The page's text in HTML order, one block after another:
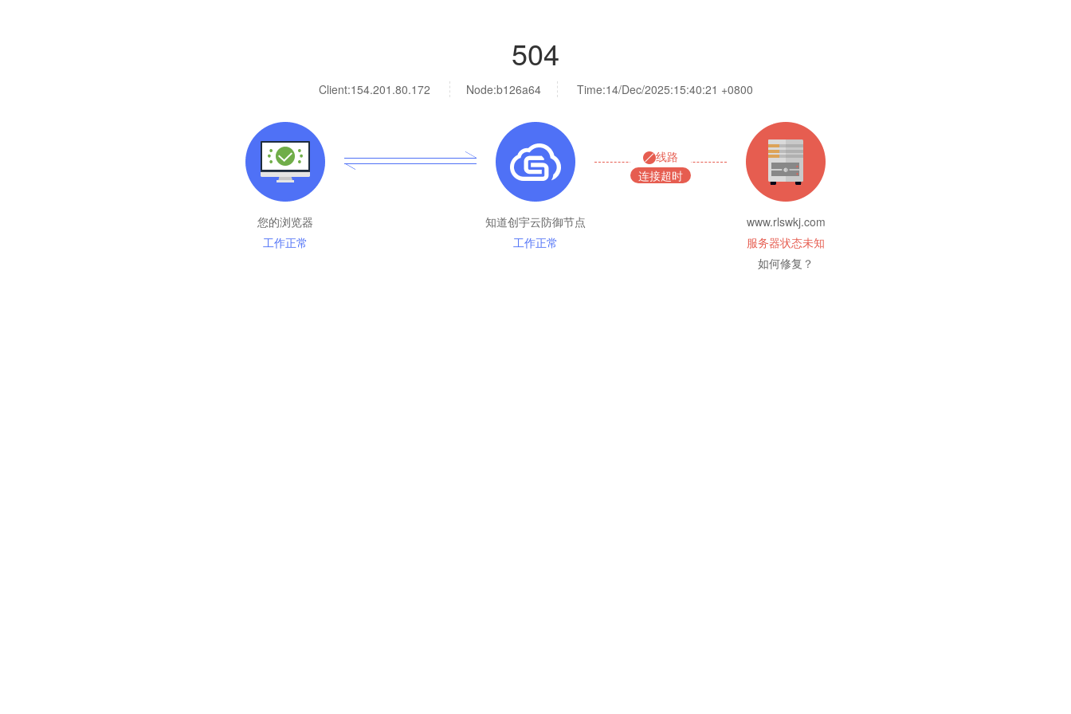
504
Client:154.201.80.172 Node:b126a64 Time:14/Dec/2025:15:40:21 +0800
您的浏览器
工作正常
知道创宇云防御节点
工作正常
线路
连接超时
www.rlswkj.com
服务器状态未知
如何修复？